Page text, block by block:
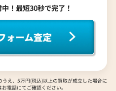
！最短30秒で完了！
え、5万円(税込)以上の買取が成立した場合に
電話にてご確認ください。